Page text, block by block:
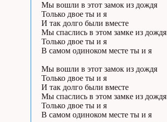
Мы вошли в этот замок из дождя
Только двое ты и я
И так долго были вместе
Мы спаслись в этом замке из дождя
Только двое ты и я
В самом одиноком месте ты и я
Мы вошли в этот замок из дождя
Только двое ты и я
И так долго были вместе
Мы спаслись в этом замке из дождя
Только двое ты и я
В самом одиноком месте ты и я